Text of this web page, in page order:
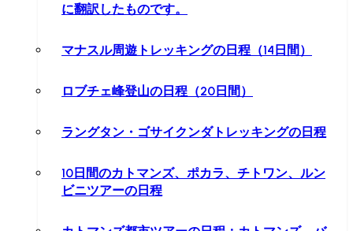
に翻訳したものです。
マナスル周遊トレッキングの日程（14日間）
ロブチェ峰登山の日程（20日間）
ラングタン・ゴサイクンダトレッキングの日程
10日間のカトマンズ、ポカラ、チトワン、ルン
ビニツアーの日程